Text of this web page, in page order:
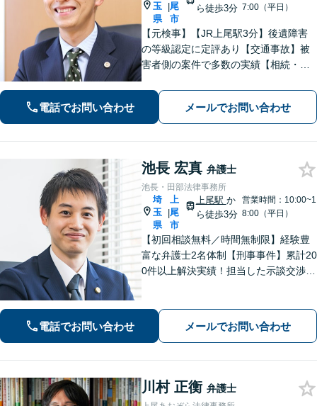
玉
県
|尾
市
ら徒歩3分 7:00（平日）
【元検事】【JR上尾駅3分】後遺障害
の等級認定に定評あり【交通事故】被
害者側の案件で多数の実績【相続・遺
【刑事事件】検事経験・豊富な実績、
スピーディーな接見が強み、上尾警察
署5分【初回面談30分無料】
電話でお問い合わせ メールでお問い合わせ
池長 宏真 弁護士
池長・田部法律事務所
埼
玉
県
|
上
尾
市
上尾駅 か
ら徒歩3分
営業時間：10:00~1
8:00（平日）
【初回相談無料／時間無制限】経験豊
富な弁護士2名体制【刑事事件】累計20
0件以上解決実績！担当した示談交渉の
料請求や財産分与、親権、養育費な
ど、累計200件以上の解決実績【上尾駅
電話でお問い合わせ メールでお問い合わせ
川村 正衡 弁護士